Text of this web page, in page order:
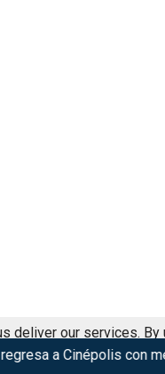
con menú y
deliver our services. By
to our use of